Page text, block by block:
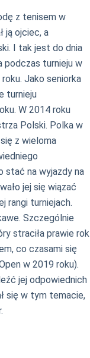
z tenisem w
ją ojciec, a
I tak jest do dnia
podczas turnieju w
roku. Jako seniorka
turnieju
W 2014 roku
Polski. Polka w
z wieloma
stać na wyjazdy na
jej się wiązać
rangi turniejach.
Szczególnie
straciła prawie rok
co czasami się
w 2019 roku).
jej odpowiednich
się w tym temacie,